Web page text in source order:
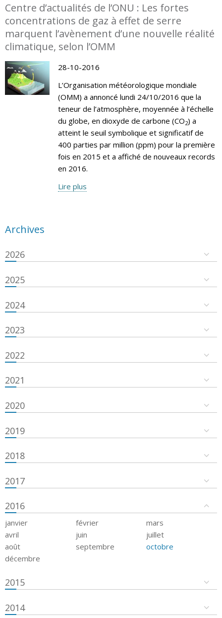
Centre d’actualités de l’ONU : Les fortes
concentrations de gaz à effet de serre
marquent l’avènement d’une nouvelle réalité
climatique, selon l’OMM
28-10-2016
L’Organisation météorologique mondiale
(OMM) a annoncé lundi 24/10/2016 que la
teneur de l’atmosphère, moyennée à l’échelle
du globe, en dioxyde de carbone (CO2) a
atteint le seuil symbolique et significatif de
400 parties par million (ppm) pour la première
fois en 2015 et a affiché de nouveaux records
en 2016.
Lire plus
Archives
2026
2025
2024
2023
2022
2021
2020
2019
2018
2017
2016
janvier février
mars
avril
juin
juillet
août
septembre
octobre
décembre
2015
2014